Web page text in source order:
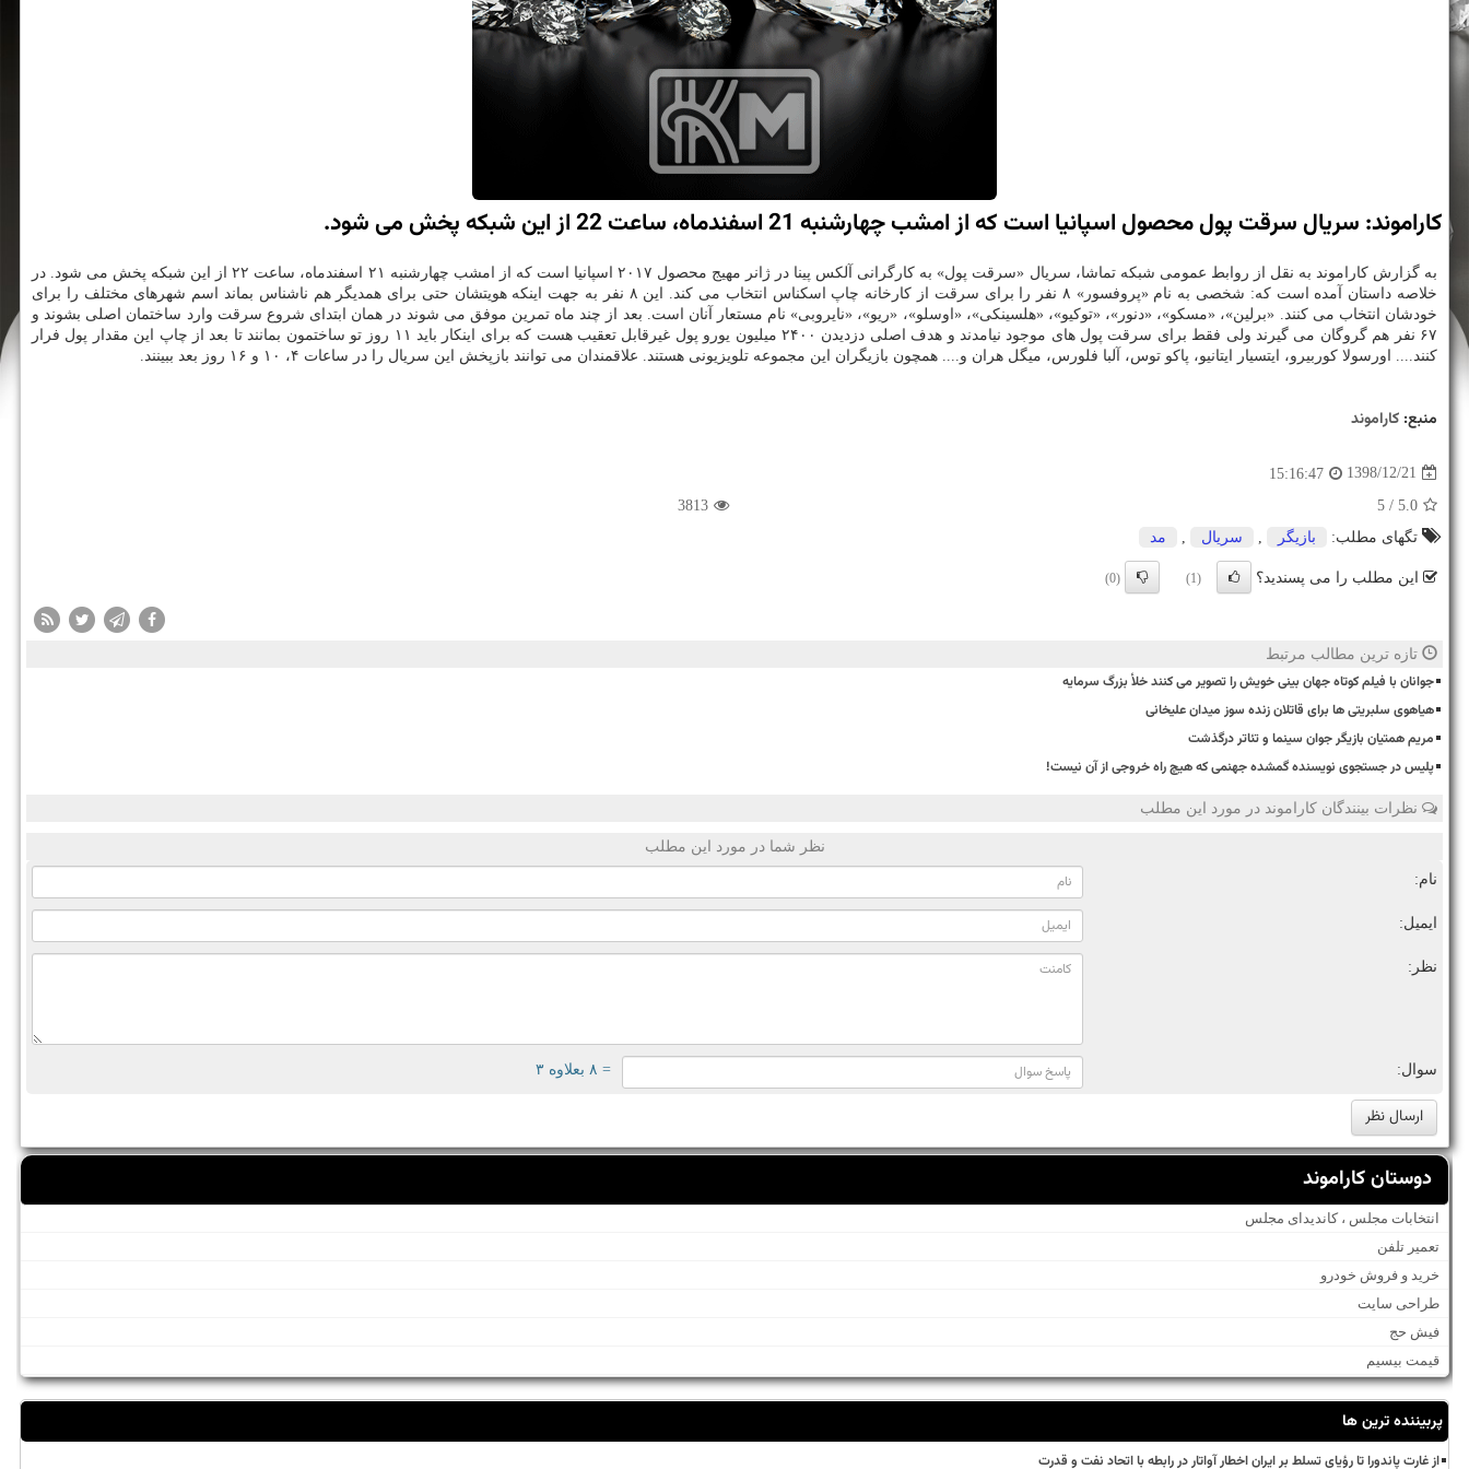
كاراموند: سریال سرقت پول محصول اسپانیا است كه از امشب چهارشنبه 21 اسفندماه، ساعت 22 از این شبكه پخش می شود.
به گزارش كاراموند به نقل از روابط عمومی شبكه تماشا، سریال «سرقت پول» به كارگرانی آلكس پینا در ژانر مهیج محصول ۲۰۱۷ اسپانیا است كه از امشب چهارشنبه ۲۱ اسفندماه، ساعت ۲۲ از این شبكه پخش می شود. در
خلاصه داستان آمده است كه: شخصی به نام «پروفسور» ۸ نفر را برای سرقت از كارخانه چاپ اسكناس انتخاب می كند. این ۸ نفر به جهت اینكه هویتشان حتی برای همدیگر هم ناشناس بماند اسم شهرهای مختلف را برای
خودشان انتخاب می كنند. «برلین»، «مسكو»، «دنور»، «توكیو»، «هلسینكی»، «اوسلو»، «ریو»، «نایروبی» نام مستعار آنان است. بعد از چند ماه تمرین موفق می شوند در همان ابتدای شروع سرقت وارد ساختمان اصلی بشوند و
۶۷ نفر هم گروگان می گیرند ولی فقط برای سرقت پول های موجود نیامدند و هدف اصلی دزدیدن ۲۴۰۰ میلیون یورو پول غیرقابل تعقیب هست كه برای اینكار باید ۱۱ روز تو ساختمون بمانند تا بعد از چاپ این مقدار پول فرار
كنند.... اورسولا كوربیرو، ایتسیار ایتانیو، پاكو توس، آلبا فلورس، میگل هران و.... همچون بازیگران این مجموعه تلویزیونی هستند. علاقمندان می توانند بازپخش این سریال را در ساعات ۴، ۱۰ و ۱۶ روز بعد ببینند.
منبع: كاراموند
1398/12/21
15:16:47
5.0
/ 5
3813
تگهای مطلب:
بازیگر , سریال , مد
این مطلب را می پسندید؟ (1)
(0)
تازه ترین مطالب مرتبط
جوانان با فیلم کوتاه جهان بینی خویش را تصویر می کنند خلأ بزرگ سرمایه
هیاهوی سلبریتی ها برای قاتلان زنده سوز میدان علیخانی
مریم همتیان بازیگر جوان سینما و تئاتر درگذشت
پلیس در جستجوی نویسنده گمشده جهنمی که هیچ راه خروجی از آن نیست!
نظرات بینندگان کاراموند در مورد این مطلب
نظر شما در مورد این مطلب
نام:
ایمیل:
نظر:
سوال: = ۸ بعلاوه ۳
دوستان کاراموند
انتخابات مجلس ، کاندیدای مجلس
تعمیر تلفن
خرید و فروش خودرو
طراحی سایت
فیش حج
قیمت بیسیم
پربیننده ترین ها
از غارت پاندورا تا رؤیای تسلط بر ایران اخطار آواتار در رابطه با اتحاد نفت و قدرت